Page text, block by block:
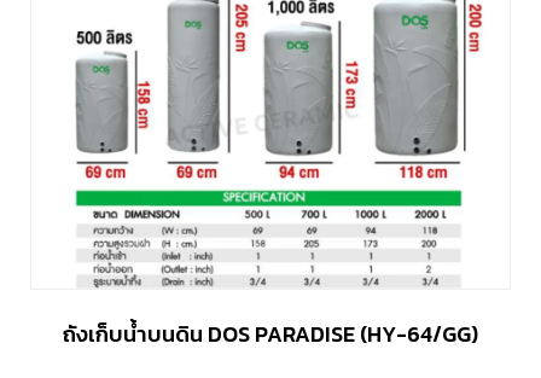
ถังเก็บน้ำบนดิน DOS PARADISE (HY-64/GG)